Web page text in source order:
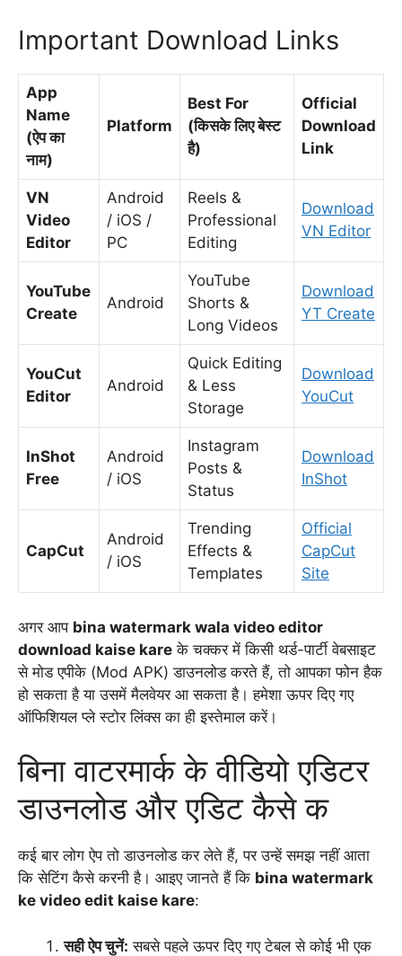
Important Download Links
App
Name
(ऐप का
नाम)
Platform
Best For
(किसके लिए बेस्ट
है)
Official
Download
Link
VN
Video
Editor
Android
/ iOS /
PC
Reels &
Professional
Editing
Download
VN Editor
YouTube
Create
Android
YouTube
Shorts &
Long Videos
Download
YT Create
YouCut
Editor
Android
Quick Editing
& Less
Storage
Download
YouCut
InShot
Free
Android
/ iOS
Instagram
Posts &
Status
Download
InShot
CapCut
Android
/ iOS
Trending
Effects &
Templates
Official
CapCut
Site
अगर आप bina watermark wala video editor
download kaise kare के चक्कर में किसी थर्ड-पार्टी वेबसाइट
से मोड एपीके (Mod APK) डाउनलोड करते हैं, तो आपका फोन हैक
हो सकता है या उसमें मैलवेयर आ सकता है। हमेशा ऊपर दिए गए
ऑफिशियल प्ले स्टोर लिंक्स का ही इस्तेमाल करें।
बिना वाटरमार्क के वीडियो एडिटर
डाउनलोड और एडिट कैसे क
कई बार लोग ऐप तो डाउनलोड कर लेते हैं, पर उन्हें समझ नहीं आता
कि सेटिंग कैसे करनी है। आइए जानते हैं कि bina watermark
ke video edit kaise kare:
सही ऐप चुनें: सबसे पहले ऊपर दिए गए टेबल से कोई भी एक